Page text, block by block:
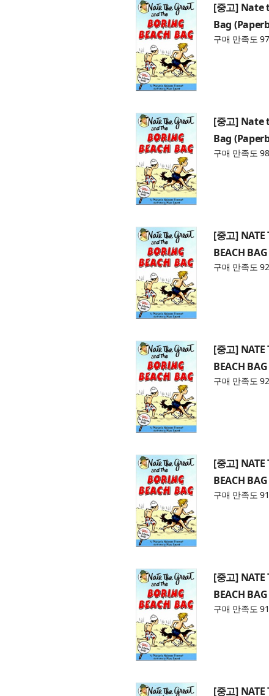
[중고] Nate
Bag
구매 만족도
[중고] Nate
Bag
구매 만족도
[중고] NATE
BEACH
구매 만족도
[중고] NATE
BEACH
구매 만족도
[중고] NATE
BEACH BAG
구매 만족도
[중고] NATE
BEACH BAG
구매 만족도
[중고] NATE